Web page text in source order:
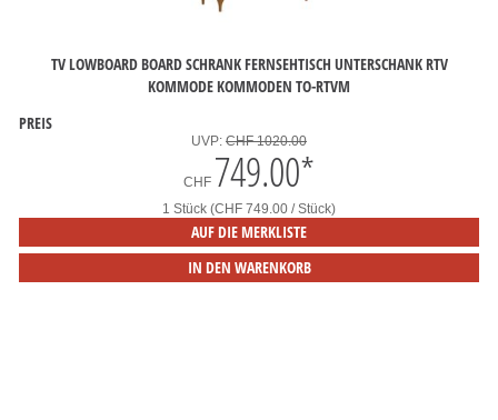
TV LOWBOARD BOARD SCHRANK FERNSEHTISCH UNTERSCHANK RTV
KOMMODE KOMMODEN TO-RTVM
PREIS
UVP: CHF 1020.00
CHF 749.00*
1 Stück (CHF 749.00 / Stück)
AUF DIE MERKLISTE
IN DEN WARENKORB